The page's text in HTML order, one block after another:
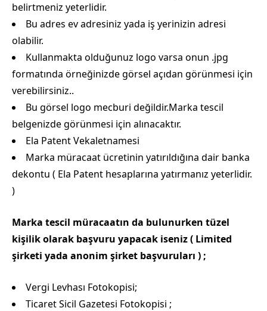
belirtmeniz yeterlidir.
Bu adres ev adresiniz yada iş yerinizin adresi
olabilir.
Kullanmakta olduğunuz logo varsa onun .jpg
formatında örneğinizde görsel açıdan görünmesi için
verebilirsiniz..
Bu görsel logo mecburi değildir.Marka tescil
belgenizde görünmesi için alınacaktır.
Ela Patent Vekaletnamesi
Marka müracaat ücretinin yatırıldığına dair banka
dekontu ( Ela Patent hesaplarına yatırmanız yeterlidir.
)
Marka tescil müracaatın da bulunurken tüzel
kişilik olarak başvuru yapacak iseniz ( Limited
şirketi yada anonim şirket başvuruları ) ;
Vergi Levhası Fotokopisi;
Ticaret Sicil Gazetesi Fotokopisi ;